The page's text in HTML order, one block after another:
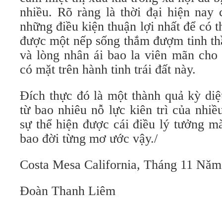
nhiều. Rõ ràng là thời đại hiện nay
những điều kiện thuận lợi nhất để có
được một nếp sống thắm đượm tinh
và lòng nhân ái bao la viên mãn
có mặt trên hành tinh trái đất này.
Đích thực đó là một thành quả kỳ
từ bao nhiêu nỗ lực kiên trì của
sự thể hiện được cái điều lý tưởng
bao đời từng mơ ước vậy./
Costa Mesa California, Tháng 11
Đoàn Thanh Liêm